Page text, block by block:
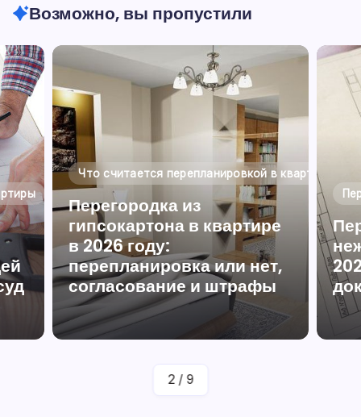
Возможно, вы пропустили
Что считается перепланировкой в квартире
Перегородка из
гипсокартона в квартире
в 2026 году:
перепланировка или нет,
согласование и штрафы
От Юрист По Жилищному Праву
Полина Ефремова
2 / 9